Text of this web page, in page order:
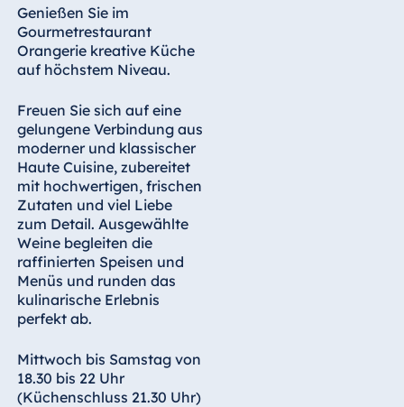
Genießen Sie im
Gourmetrestaurant
Orangerie kreative Küche
auf höchstem Niveau.
Freuen Sie sich auf eine
gelungene Verbindung aus
moderner und klassischer
Haute Cuisine, zubereitet
mit hochwertigen, frischen
Zutaten und viel Liebe
zum Detail. Ausgewählte
Weine begleiten die
raffinierten Speisen und
Menüs und runden das
kulinarische Erlebnis
perfekt ab.
Mittwoch bis Samstag von
18.30 bis 22 Uhr
(Küchenschluss 21.30 Uhr)